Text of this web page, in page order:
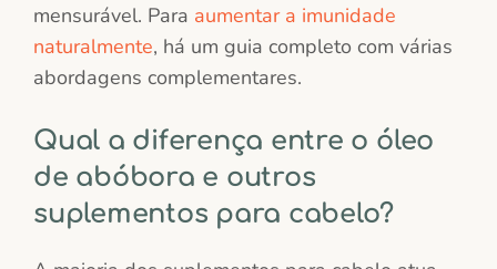
mensurável. Para aumentar a imunidade
naturalmente, há um guia completo com várias
abordagens complementares.
Qual a diferença entre o óleo
de abóbora e outros
suplementos para cabelo?